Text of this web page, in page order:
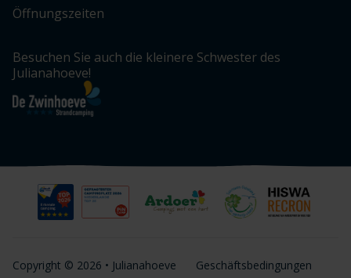
Öffnungszeiten
Besuchen Sie auch die kleinere Schwester des
Julianahoeve!
Copyright © 2026 • Julianahoeve
Geschäftsbedingungen